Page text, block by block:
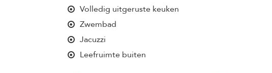
Volledig uitgeruste keuken
Zwembad
Jacuzzi
Leefruimte buiten